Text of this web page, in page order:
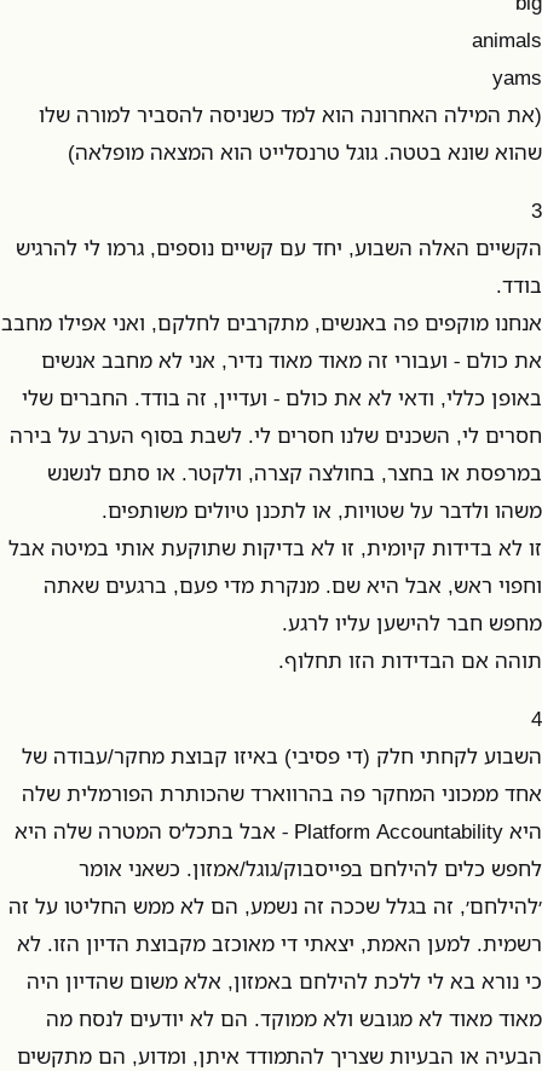
animals
yams
(את המילה האחרונה הוא למד כשניסה להסביר למורה שלו
שהוא שונא בטטה. גוגל טרנסלייט הוא המצאה מופלאה)
3
הקשיים האלה השבוע, יחד עם קשיים נוספים, גרמו לי להרגיש
בודד.
אנחנו מוקפים פה באנשים, מתקרבים לחלקם, ואני אפילו מחבב
את כולם - ועבורי זה מאוד מאוד נדיר, אני לא מחבב אנשים
באופן כללי, ודאי לא את כולם - ועדיין, זה בודד. החברים שלי
חסרים לי, השכנים שלנו חסרים לי. לשבת בסוף הערב על בירה
במרפסת או בחצר, בחולצה קצרה, ולקטר. או סתם לנשנש
משהו ולדבר על שטויות, או לתכנן טיולים משותפים.
זו לא בדידות קיומית, זו לא בדיקות שתוקעת אותי במיטה אבל
וחפוי ראש, אבל היא שם. מנקרת מדי פעם, ברגעים שאתה
מחפש חבר להישען עליו לרגע.
תוהה אם הבדידות הזו תחלוף.
4
השבוע לקחתי חלק (די פסיבי) באיזו קבוצת מחקר/עבודה של
אחד ממכוני המחקר פה בהרווארד שהכותרת הפורמלית שלה
היא Platform Accountability - אבל בתכל׳ס המטרה שלה היא
לחפש כלים להילחם בפייסבוק/גוגל/אמזון. כשאני אומר
׳להילחם׳, זה בגלל שככה זה נשמע, הם לא ממש החליטו על זה
רשמית. למען האמת, יצאתי די מאוכזב מקבוצת הדיון הזו. לא
כי נורא בא לי ללכת להילחם באמזון, אלא משום שהדיון היה
מאוד מאוד לא מגובש ולא ממוקד. הם לא יודעים לנסח מה
הבעיה או הבעיות שצריך להתמודד איתן, ומדוע, הם מתקשים